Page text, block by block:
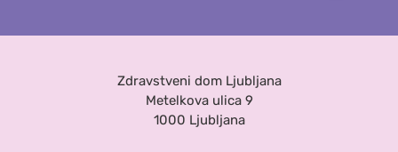
Zdravstveni dom Ljubljana
Metelkova ulica 9
1000 Ljubljana